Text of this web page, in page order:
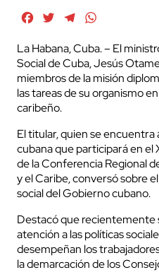
FacebookTwitterTelegram
La Habana, Cuba. – El
Social de Cuba, Jesús
miembros de la misión
las tareas de su organismo
caribeño.
El titular, quien se
cubana que participará en el
de la Conferencia Regional
y el Caribe, conversó sobre
social del Gobierno cubano.
Destacó que recientemente
atención a las políticas
desempeñan los
la demarcación de los